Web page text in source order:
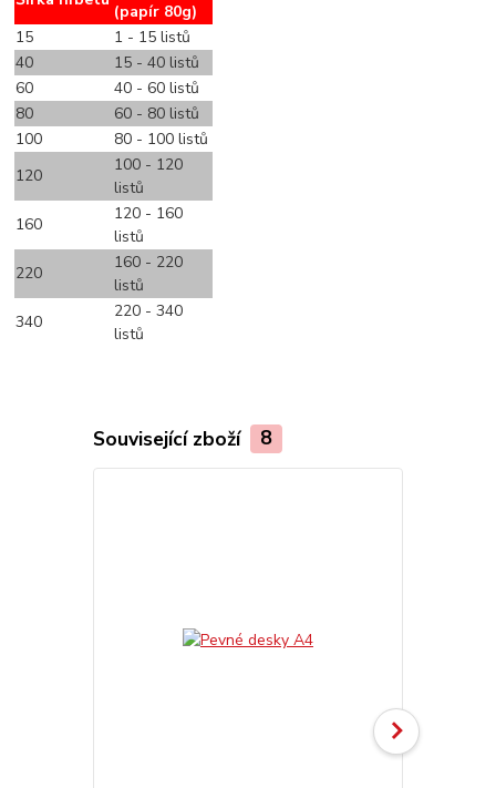
(papír 80g)
15
1 - 15 listů
40
15 - 40 listů
60
40 - 60 listů
80
60 - 80 listů
100
80 - 100 listů
120
100 - 120
listů
160
120 - 160
listů
220
160 - 220
listů
340
220 - 340
listů
Související zboží 8